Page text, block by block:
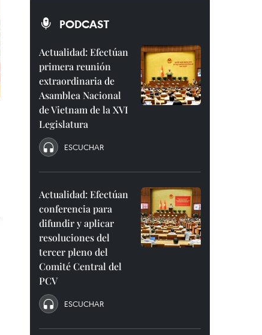
PODCAST
Actualidad: Efectúan
primera reunión
extraordinaria de
Asamblea Nacional
de Vietnam de la XVI
Legislatura
ESCUCHAR
Actualidad: Efectúan
conferencia para
difundir y aplicar
resoluciones del
tercer pleno del
Comité Central del
PCV
ESCUCHAR